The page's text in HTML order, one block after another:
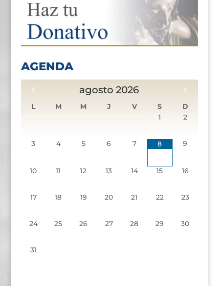
AGENDA
agosto 2026
L M M J V S
D
1
2
3 4 5 6 7 8 9
10 11 12 13 14 15 16
17 18 19 20 21 22 23
24 25 26 27 28 29 30
31